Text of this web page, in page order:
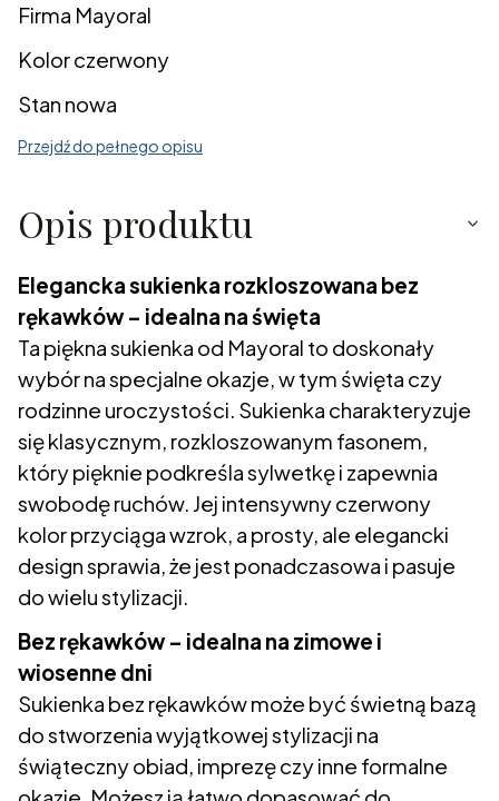
Firma Mayoral
Kolor czerwony
Stan nowa
Przejdź do pełnego opisu
Opis produktu
Elegancka sukienka rozkloszowana bez
rękawków – idealna na święta
Ta piękna sukienka od Mayoral to doskonały
wybór na specjalne okazje, w tym święta czy
rodzinne uroczystości. Sukienka charakteryzuje
się klasycznym, rozkloszowanym fasonem,
który pięknie podkreśla sylwetkę i zapewnia
swobodę ruchów. Jej intensywny czerwony
kolor przyciąga wzrok, a prosty, ale elegancki
design sprawia, że jest ponadczasowa i pasuje
do wielu stylizacji.
Bez rękawków – idealna na zimowe i
wiosenne dni
Sukienka bez rękawków może być świetną bazą
do stworzenia wyjątkowej stylizacji na
świąteczny obiad, imprezę czy inne formalne